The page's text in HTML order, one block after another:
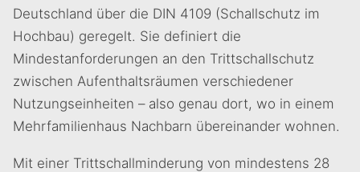
Deutschland über die DIN 4109 (Schallschutz im
Hochbau) geregelt. Sie definiert die
Mindestanforderungen an den Trittschallschutz
zwischen Aufenthaltsräumen verschiedener
Nutzungseinheiten – also genau dort, wo in einem
Mehrfamilienhaus Nachbarn übereinander wohnen.
Mit einer Trittschallminderung von mindestens 28